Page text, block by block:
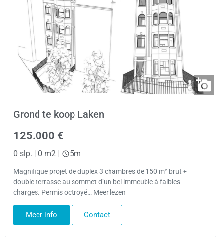
Grond te koop Laken
125.000 €
0 slp. | 0 m2 | 5m
Magnifique projet de duplex 3 chambres de 150 m² brut +
double terrasse au sommet d’un bel immeuble à faibles
charges. Permis octroyé… Meer lezen
Meer info Contact